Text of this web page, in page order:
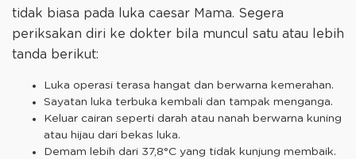
tidak biasa pada luka caesar Mama. Segera
periksakan diri ke dokter bila muncul satu atau lebih
tanda berikut:
Luka operasi terasa hangat dan berwarna kemerahan.
Sayatan luka terbuka kembali dan tampak menganga.
Keluar cairan seperti darah atau nanah berwarna kuning
atau hijau dari bekas luka.
Demam lebih dari 37,8°C yang tidak kunjung membaik.